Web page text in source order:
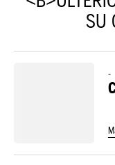
SU
-